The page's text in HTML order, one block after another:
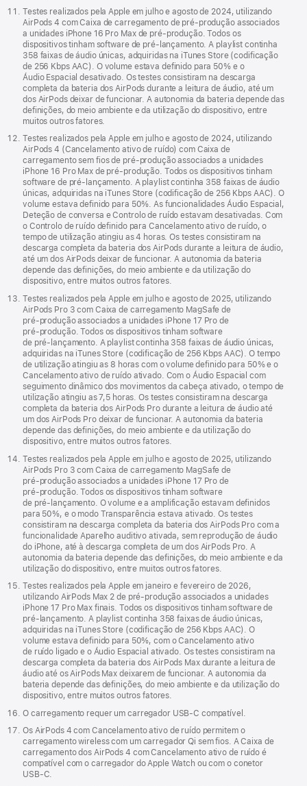
Testes realizados pela Apple em julho e agosto de 2024, utilizando
AirPods 4 com Caixa de carregamento de pré-produção associados
a unidades iPhone 16 Pro Max de pré-produção. Todos os
dispositivos tinham software de pré‑lançamento. A playlist continha
358 faixas de áudio únicas, adquiridas na iTunes Store (codificação
de 256 Kbps AAC). O volume estava definido para 50% e o
Áudio Espacial desativado. Os testes consistiram na descarga
completa da bateria dos AirPods durante a leitura de áudio, até um
dos AirPods deixar de funcionar. A autonomia da bateria depende das
definições, do meio ambiente e da utilização do dispositivo, entre
muitos outros fatores.
Testes realizados pela Apple em julho e agosto de 2024, utilizando
AirPods 4 (Cancelamento ativo de ruído) com Caixa de
carregamento sem fios de pré-produção associados a unidades
iPhone 16 Pro Max de pré-produção. Todos os dispositivos tinham
software de pré‑lançamento. A playlist continha 358 faixas de áudio
únicas, adquiridas na iTunes Store (codificação de 256 Kbps AAC). O
volume estava definido para 50%. As funcionalidades Áudio Espacial,
Deteção de conversa e Controlo de ruído estavam desativadas. Com
o Controlo de ruído definido para Cancelamento ativo de ruído, o
tempo de utilização atingiu as 4 horas. Os testes consistiram na
descarga completa da bateria dos AirPods durante a leitura de áudio,
até um dos AirPods deixar de funcionar. A autonomia da bateria
depende das definições, do meio ambiente e da utilização do
dispositivo, entre muitos outros fatores.
Testes realizados pela Apple em julho e agosto de 2025, utilizando
AirPods Pro 3 com Caixa de carregamento MagSafe de
pré‑produção associados a unidades iPhone 17 Pro de
pré‑produção. Todos os dispositivos tinham software
de pré‑lançamento. A playlist continha 358 faixas de áudio únicas,
adquiridas na iTunes Store (codificação de 256 Kbps AAC). O tempo
de utilização atingiu as 8 horas com o volume definido para 50% e o
Cancelamento ativo de ruído ativado. Com o Áudio Espacial com
seguimento dinâmico dos movimentos da cabeça ativado, o tempo de
utilização atingiu as 7,5 horas. Os testes consistiram na descarga
completa da bateria dos AirPods Pro durante a leitura de áudio até
um dos AirPods Pro deixar de funcionar. A autonomia da bateria
depende das definições, do meio ambiente e da utilização do
dispositivo, entre muitos outros fatores.
Testes realizados pela Apple em julho e agosto de 2025, utilizando
AirPods Pro 3 com Caixa de carregamento MagSafe de
pré‑produção associados a unidades iPhone 17 Pro de
pré‑produção. Todos os dispositivos tinham software
de pré‑lançamento. O volume e a amplificação estavam definidos
para 50%, e o modo Transparência estava ativado. Os testes
consistiram na descarga completa da bateria dos AirPods Pro com a
funcionalidade Aparelho auditivo ativada, sem reprodução de áudio
do iPhone, até à descarga completa de um dos AirPods Pro. A
autonomia da bateria depende das definições, do meio ambiente e da
utilização do dispositivo, entre muitos outros fatores.
Testes realizados pela Apple em janeiro e fevereiro de 2026,
utilizando AirPods Max 2 de pré‑produção associados a unidades
iPhone 17 Pro Max finais. Todos os dispositivos tinham software de
pré‑lançamento. A playlist continha 358 faixas de áudio únicas,
adquiridas na iTunes Store (codificação de 256 Kbps AAC). O
volume estava definido para 50%, com o Cancelamento ativo
de ruído ligado e o Áudio Espacial ativado. Os testes consistiram na
descarga completa da bateria dos AirPods Max durante a leitura de
áudio até os AirPods Max deixarem de funcionar. A autonomia da
bateria depende das definições, do meio ambiente e da utilização do
dispositivo, entre muitos outros fatores.
O carregamento requer um carregador USB‑C compatível.
Os AirPods 4 com Cancelamento ativo de ruído permitem o
carregamento wireless com um carregador Qi sem fios. A Caixa de
carregamento dos AirPods 4 com Cancelamento ativo de ruído é
compatível com o carregador do Apple Watch ou com o conetor
USB‑C.